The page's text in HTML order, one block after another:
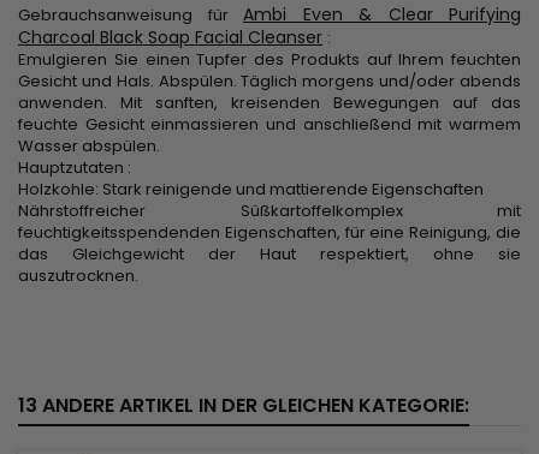
Gebrauchsanweisung für Ambi Even & Clear Purifying
Charcoal Black Soap Facial Cleanser :
Emulgieren Sie einen Tupfer des Produkts auf Ihrem feuchten
Gesicht und Hals. Abspülen. Täglich morgens und/oder abends
anwenden. Mit sanften, kreisenden Bewegungen auf das
feuchte Gesicht einmassieren und anschließend mit warmem
Wasser abspülen.
Hauptzutaten :
Holzkohle: Stark reinigende und mattierende Eigenschaften
Nährstoffreicher Süßkartoffelkomplex mit
feuchtigkeitsspendenden Eigenschaften, für eine Reinigung, die
das Gleichgewicht der Haut respektiert, ohne sie
auszutrocknen.
13 ANDERE ARTIKEL IN DER GLEICHEN KATEGORIE: